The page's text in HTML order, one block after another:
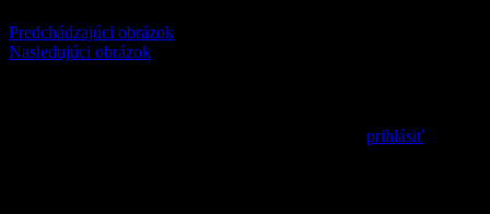
Predchádzajúci obrázok
Nasledujúci obrázok
prihlásiť